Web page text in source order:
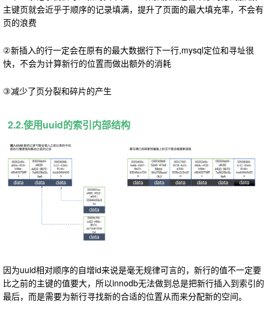
主键页就会近乎于顺序的记录填满，提升了页面的最大填充率，不会有
页的浪费
②新插入的行一定会在原有的最大数据行下一行,mysql定位和寻址很
快，不会为计算新行的位置而做出额外的消耗
③减少了页分裂和碎片的产生
2.2.使用uuid的索引内部结构
因为uuid相对顺序的自增id来说是毫无规律可言的，新行的值不一定要
比之前的主键的值要大，所以innodb无法做到总是把新行插入到索引的
最后，而是需要为新行寻找新的合适的位置从而来分配新的空间。